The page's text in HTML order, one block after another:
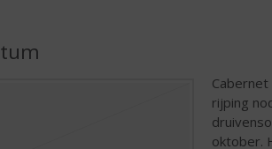
rijping
oktober.